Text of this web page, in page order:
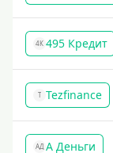
4К 495 Кредит
T Tezfinance
АД А Деньги